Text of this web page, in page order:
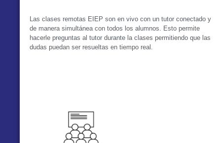
Las clases remotas EIEP son en vivo con un tutor conectado y
de manera simultánea con todos los alumnos. Esto permite
hacerle preguntas al tutor durante la clases permitiendo que las
dudas puedan ser resueltas en tiempo real.